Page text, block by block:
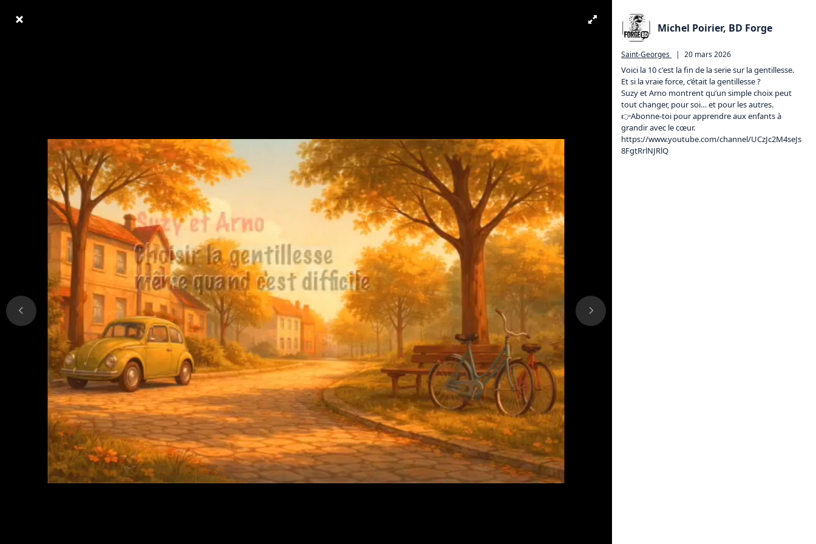
Michel Poirier, BD Forge
Saint-Georges | 20 mars 2026
Voici la 10 c'est la fin de la serie sur la gentillesse.
Et si la vraie force, c’était la gentillesse ?
Suzy et Arno montrent qu’un simple choix peut
tout changer, pour soi… et pour les autres.
👉Abonne-toi pour apprendre aux enfants à
https://www.youtube.com/channel/UCzJc2M4seJs
8FgtRrlNJRlQ